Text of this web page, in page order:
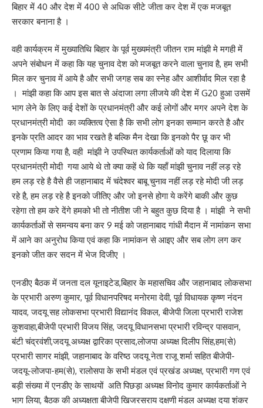
बिहार में 40 और देश में 400 से अधिक सीटे जीता कर देश में एक मजबूत
सरकार बनाना है ।
वही कार्यक्रम में मुख्यातिथि बिहार के पूर्व मुख्यमंत्री जीतन राम मांझी मे मगही में
अपने संबोधन में कहा कि यह चुनाव देश को मजबूत करने वाला चुनाव है, हम सभी
मिल कर चुनाव में आये है और सभी जगह सब का स्नेह और आशीर्वाद मिल रहा है
। मांझी कहा कि आप इस बात से अंदाजा लगा लीजये की देश में G20 हुआ उसमें
भाग लेने के लिए कई देशों के प्रधानमंत्री और कई लोगों और मगर अपने देश के
प्रधानमंत्री मोदी का व्यक्तित्व ऐसा है कि सभी लोग इनका सम्मान करते है और
इनके प्रति आदर का भाव रखते है बल्कि मैन देखा कि इनको पैर छू कर भी
प्रणाम किया गया है, वही मांझी ने उपस्थित कार्यकर्ताओं को याद दिलाया कि
प्रधानमंत्री मोदी गया आये थे तो क्या कहें थे कि यहाँ मांझी चुनाव नहीं लड़ रहे
हम लड़ रहे है वैसे ही जहानाबाद में चंदेश्वर बाबू चुनाव नहीं लड़ रहे मोदी जी लड़
रहे है, हम लड़ रहे है इनको जीतिए और जो इनसे होगा ये करेंगे बाकी और कुछ
रहेगा तो हम करे देंगे हमको भी तो नीतीश जी ने बहुत कुछ दिया है । मांझी ने सभी
कार्यकर्ताओं से समन्वय बना कर 9 मई को जहानाबाद गांधी मैदान में नामांकन सभा
में आने का अनुरोध किया एवं कहा कि नामांकन से आइए और सब लोग लग कर
इनको जीत कर सदन में भेज दिजीए ।
एनडीए बैठक में जनता दल यूनाइटेड,बिहार के महासचिव और जहानाबाद लोकसभा
के प्रभारी अरुण कुमार, पूर्व विधानपरिषद मनोरमा देवी, पूर्व विधायक कृष्ण नंदन
यादव, जदयू सह लोकसभा प्रभारी विद्यानंद विकल, बीजेपी जिला प्रभारी राजेश
कुशवाहा,बीजेपी प्रभारी विजय सिंह, जदयू विधानसभा प्रभारी रविन्द्र पासवान,
बंटी चंद्रवंशी,जदयू अध्यक्ष द्वारिका प्रसाद,लोजपा अध्यक्ष दिलीप सिंह,हम(से)
प्रभारी सागर मांझी, जहानाबाद के वरिष्ठ जदयू नेता राजू शर्मा सहित बीजेपी-
जदयू-लोजपा-हम(से), रालोसपा के सभी मंडल एवं प्रखंड अध्यक्ष, प्रभारी गण एवं
बड़ी संख्या में एनडीए के साथयों अति पिछड़ा अध्यक्ष विनोद कुमार कार्यकर्ताओं ने
भाग लिया, बैठक की अध्यक्षता बीजेपी खिजरसराय दक्षणी मंडल अध्यक्ष दया शंकर